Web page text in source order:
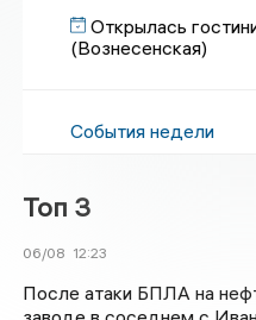
Открылась
(Вознесенская)
События недели
Топ 3
06/08 12:23
После атаки БПЛА на